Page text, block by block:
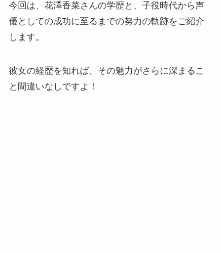
今回は、花澤香菜さんの学歴と、子役時代から声
優としての成功に至るまでの努力の軌跡をご紹介
します。
彼女の経歴を知れば、その魅力がさらに深まるこ
と間違いなしですよ！